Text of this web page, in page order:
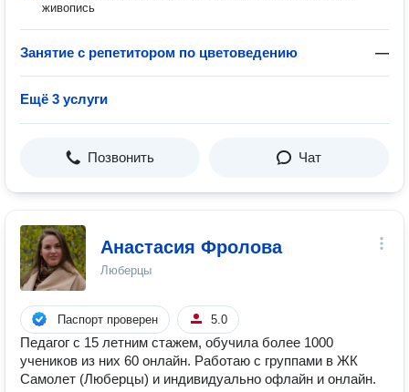
живопись
Занятие с репетитором по цветоведению —
Ещё 3 услуги
Позвонить Чат
Анастасия Фролова
Люберцы
Паспорт проверен 5.0
Педагог с 15 летним стажем, обучила более 1000
учеников из них 60 онлайн. Работаю с группами в ЖК
Самолет (Люберцы) и индивидуально офлайн и онлайн.